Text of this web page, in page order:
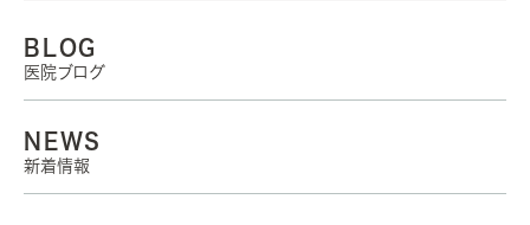
BLOG
医院ブログ
NEWS
新着情報